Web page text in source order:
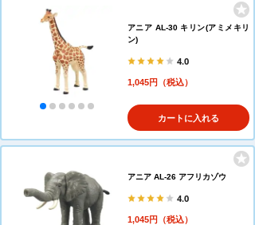
アニア AL-30 キリン(アミメキリ
ン)
4.0
1,045円（税込）
カートに入れる
アニア AL-26 アフリカゾウ
4.0
1,045円（税込）